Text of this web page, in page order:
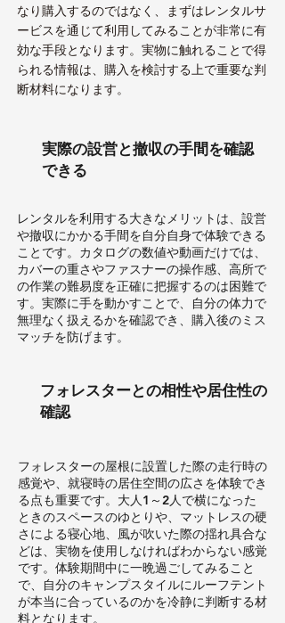
なり購入するのではなく、まずはレンタルサ
ービスを通じて利用してみることが非常に有
効な手段となります。実物に触れることで得
られる情報は、購入を検討する上で重要な判
断材料になります。
実際の設営と撤収の手間を確認
できる
レンタルを利用する大きなメリットは、設営
や撤収にかかる手間を自分自身で体験できる
ことです。カタログの数値や動画だけでは、
カバーの重さやファスナーの操作感、高所で
の作業の難易度を正確に把握するのは困難で
す。実際に手を動かすことで、自分の体力で
無理なく扱えるかを確認でき、購入後のミス
マッチを防げます。
フォレスターとの相性や居住性の
確認
フォレスターの屋根に設置した際の走行時の
感覚や、就寝時の居住空間の広さを体験でき
る点も重要です。大人1～2人で横になった
ときのスペースのゆとりや、マットレスの硬
さによる寝心地、風が吹いた際の揺れ具合な
どは、実物を使用しなければわからない感覚
です。体験期間中に一晩過ごしてみること
で、自分のキャンプスタイルにルーフテント
が本当に合っているのかを冷静に判断する材
料となります。